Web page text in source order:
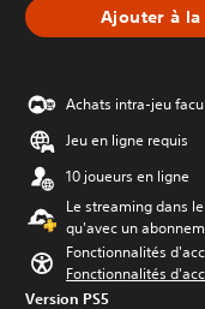
Ajouter à
Achats intra-jeu
Jeu en ligne requis
10 joueurs en ligne
Le streaming dans
qu'avec un
Fonctionnalités
Fonctionnalités
Version PS5